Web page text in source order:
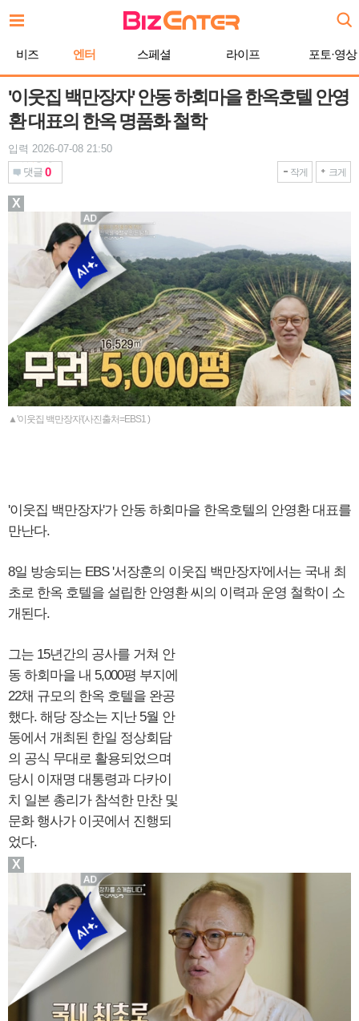
문
비즈 엔터 스페셜 라이프 포토·영상
'이웃집 백만장자' 안동 하회마을 한옥호텔 안영
환 대표의 한옥 명품화 철학
입력 2026-07-08 21:50
댓글 0 작게 크게
▲'이웃집 백만장자'(사진출처=EBS1 )
'이웃집 백만장자'가 안동 하회마을 한옥호텔의 안영환 대표를
만난다.
8일 방송되는 EBS '서장훈의 이웃집 백만장자'에서는 국내 최
초로 한옥 호텔을 설립한 안영환 씨의 이력과 운영 철학이 소
개된다.
그는 15년간의 공사를 거쳐 안
동 하회마을 내 5,000평 부지에
22채 규모의 한옥 호텔을 완공
했다. 해당 장소는 지난 5월 안
동에서 개최된 한일 정상회담
의 공식 무대로 활용되었으며
당시 이재명 대통령과 다카이
치 일본 총리가 참석한 만찬 및
문화 행사가 이곳에서 진행되
었다.
X
X